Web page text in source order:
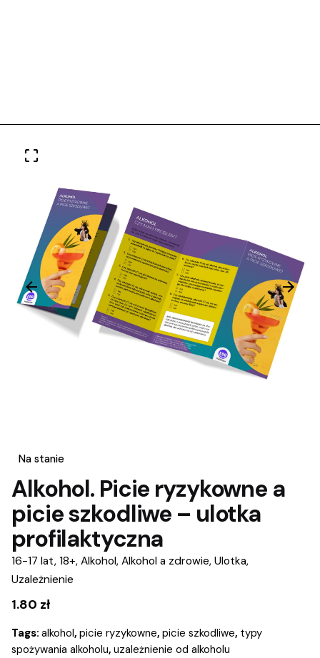
Na stanie
Alkohol. Picie ryzykowne a
picie szkodliwe – ulotka
profilaktyczna
16-17 lat, 18+, Alkohol, Alkohol a zdrowie, Ulotka,
Uzależnienie
1.80 zł
Tags: alkohol, picie ryzykowne, picie szkodliwe, typy
spożywania alkoholu, uzależnienie od alkoholu